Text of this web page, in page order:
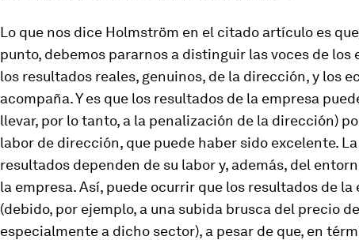
Lo que nos dice Holmström en el citado artículo es
punto, debemos pararnos a distinguir las voces de los
los resultados reales, genuinos, de la dirección, y los
acompaña. Y es que los resultados de la empresa
llevar, por lo tanto, a la penalización de la dirección)
labor de dirección, que puede haber sido excelente.
resultados dependen de su labor y, además, del
la empresa. Así, puede ocurrir que los resultados de la
(debido, por ejemplo, a una subida brusca del precio
especialmente a dicho sector), a pesar de que, en